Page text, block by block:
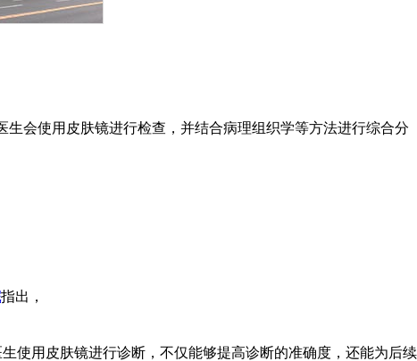
会使用皮肤镜进行检查，并结合病理组织学等方法进行综合分
指出，
使用皮肤镜进行诊断，不仅能够提高诊断的准确度，还能为后续